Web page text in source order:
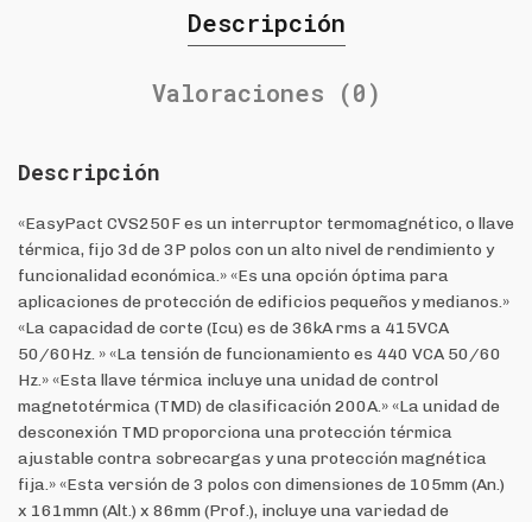
Descripción
Valoraciones (0)
Descripción
«EasyPact CVS250F es un interruptor termomagnético, o llave
térmica, fijo 3d de 3P polos con un alto nivel de rendimiento y
funcionalidad económica.» «Es una opción óptima para
aplicaciones de protección de edificios pequeños y medianos.»
«La capacidad de corte (Icu) es de 36kA rms a 415VCA
50/60Hz. » «La tensión de funcionamiento es 440 VCA 50/60
Hz.» «Esta llave térmica incluye una unidad de control
magnetotérmica (TMD) de clasificación 200A.» «La unidad de
desconexión TMD proporciona una protección térmica
ajustable contra sobrecargas y una protección magnética
fija.» «Esta versión de 3 polos con dimensiones de 105mm (An.)
x 161mmn (Alt.) x 86mm (Prof.), incluye una variedad de